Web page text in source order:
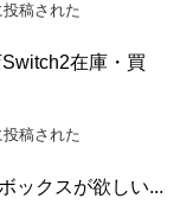
稿された
在庫・買
稿された
ックスが欲しい...